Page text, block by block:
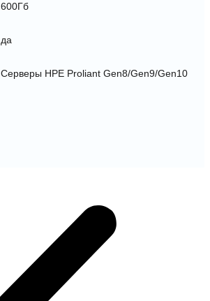
600Гб
да
Серверы HPE Proliant Gen8/Gen9/Gen10